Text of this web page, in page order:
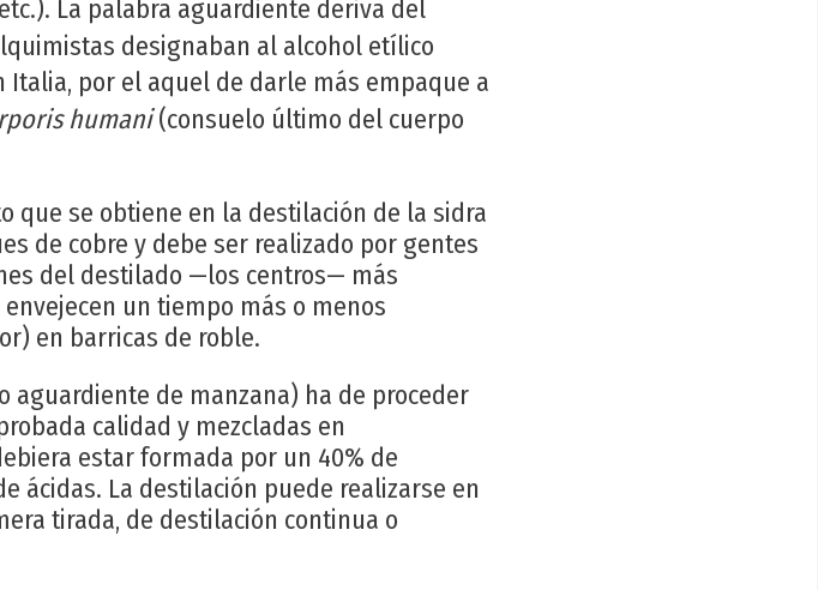
La palabra aguardiente deriva del
designaban al alcohol etílico
por el aquel de darle más empaque a
humani(consuelo último del cuerpo
que se obtiene en la destilación de la sidra
de cobre y debe ser realizado por gentes
del destilado —los centros— más
un tiempo más o menos
en barricas de roble.
de manzana) ha de proceder
calidad y mezcladas en
estar formada por un 40% de
ácidas. La destilación puede realizarse en
tirada, de destilación continua o